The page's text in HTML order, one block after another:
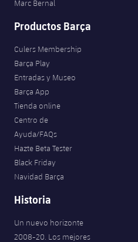
Marc Bernal
Productos Barça
Culers Membership
Barça Play
Entradas y Museo
Barça App
Tienda online
Centro de
Ayuda/FAQs
Hazte Beta Tester
Black Friday
Navidad Barça
Historia
Un nuevo horizonte
2008-20. Los mejores